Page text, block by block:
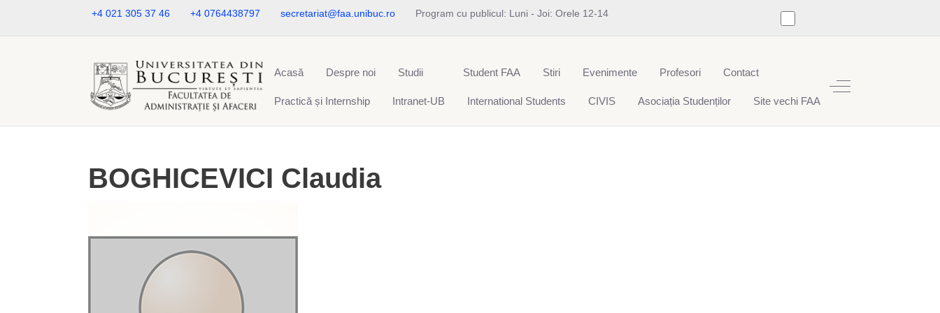
+4 021 305 37 46 +4 0764438797 secretariat@faa.unibuc.ro Program cu publicul: Luni - Joi: Orele 12-14
Acasă Despre noi Studii Student FAA Stiri Evenimente Profesori Contact
Practică și Internship Intranet-UB International Students CIVIS Asociația Studenților Site vechi FAA
Off-Canvas Toggle
BOGHICEVICI Claudia